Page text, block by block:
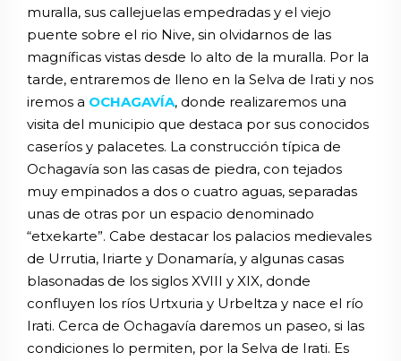
muralla, sus callejuelas empedradas y el viejo
puente sobre el rio Nive, sin olvidarnos de las
magníficas vistas desde lo alto de la muralla. Por la
tarde, entraremos de lleno en la Selva de Irati y nos
iremos a OCHAGAVÍA, donde realizaremos una
visita del municipio que destaca por sus conocidos
caseríos y palacetes. La construcción típica de
Ochagavía son las casas de piedra, con tejados
muy empinados a dos o cuatro aguas, separadas
unas de otras por un espacio denominado
“etxekarte”. Cabe destacar los palacios medievales
de Urrutia, Iriarte y Donamaría, y algunas casas
blasonadas de los siglos XVIII y XIX, donde
confluyen los ríos Urtxuria y Urbeltza y nace el río
Irati. Cerca de Ochagavía daremos un paseo, si las
condiciones lo permiten, por la Selva de Irati. Es